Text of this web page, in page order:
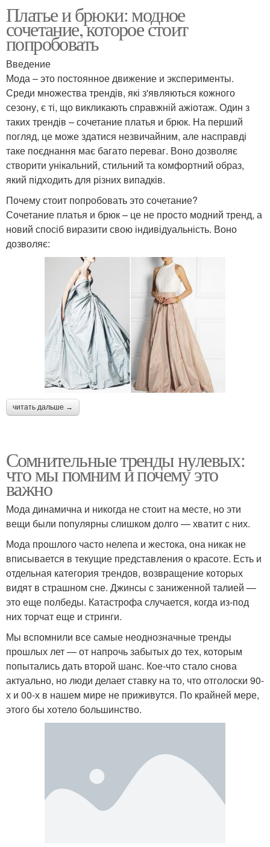
Платье и брюки: модное
сочетание, которое стоит
попробовать
Введение
Мода – это постоянное движение и эксперименты.
Среди множества трендів, які з'являються кожного
сезону, є ті, що викликають справжній ажіотаж. Один з
таких трендів – сочетание платья и брюк. На перший
погляд, це може здатися незвичайним, але насправді
таке поєднання має багато переваг. Воно дозволяє
створити унікальний, стильний та комфортний образ,
який підходить для різних випадків.
Почему стоит попробовать это сочетание?
Сочетание платья и брюк – це не просто модний тренд, а
новий спосіб виразити свою індивідуальність. Воно
дозволяє:
читать дальше →
Сомнительные тренды нулевых:
что мы помним и почему это
важно
Мода динамична и никогда не стоит на месте, но эти
вещи были популярны слишком долго — хватит с них.
Мода прошлого часто нелепа и жестока, она никак не
вписывается в текущие представления о красоте. Есть и
отдельная категория трендов, возвращение которых
видят в страшном сне. Джинсы с заниженной талией —
это еще полбеды. Катастрофа случается, когда из-под
них торчат еще и стринги.
Мы вспомнили все самые неоднозначные тренды
прошлых лет — от напрочь забытых до тех, которым
попытались дать второй шанс. Кое-что стало снова
актуально, но люди делает ставку на то, что отголоски 90-
х и 00-х в нашем мире не приживутся. По крайней мере,
этого бы хотело большинство.